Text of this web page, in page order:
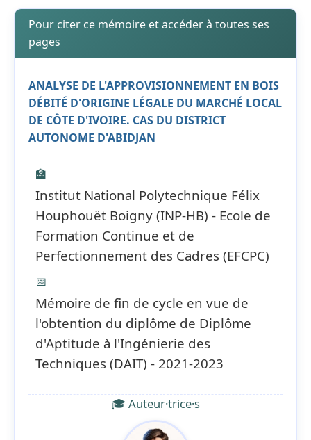
Pour citer ce mémoire et accéder à toutes ses
pages
ANALYSE DE L'APPROVISIONNEMENT EN BOIS
DÉBITÉ D'ORIGINE LÉGALE DU MARCHÉ LOCAL
DE CÔTE D'IVOIRE. CAS DU DISTRICT
AUTONOME D'ABIDJAN
🏫
Institut National Polytechnique Félix
Houphouët Boigny (INP-HB) - Ecole de
Formation Continue et de
Perfectionnement des Cadres (EFCPC)
📅
Mémoire de fin de cycle en vue de
l'obtention du diplôme de Diplôme
d'Aptitude à l'Ingénierie des
Techniques (DAIT) - 2021-2023
🎓 Auteur·trice·s